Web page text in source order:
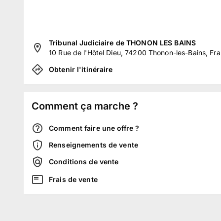
Tribunal Judiciaire de THONON LES BAINS
10 Rue de l'Hôtel Dieu, 74200 Thonon-les-Bains,
Obtenir l'itinéraire
Comment ça marche ?
Comment faire une offre ?
Renseignements de vente
Conditions de vente
Frais de vente